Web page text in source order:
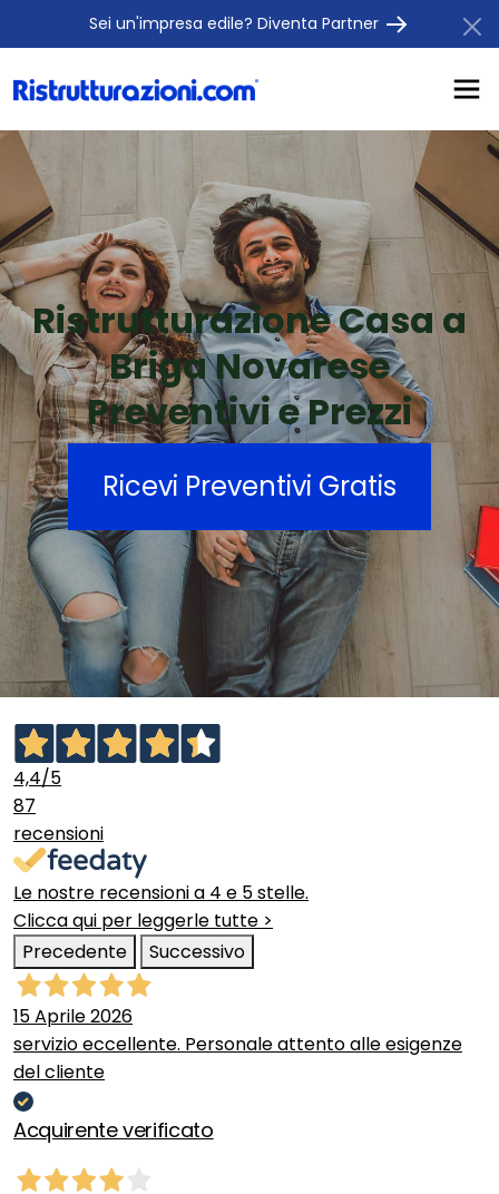
Sei un'impresa edile? Diventa Partner
Ristrutturazione Casa a
Briga Novarese
Preventivi e Prezzi
Ricevi Preventivi Gratis
4,4/5
87
recensioni
Le nostre recensioni a 4 e 5 stelle.
Clicca qui per leggerle tutte >
Precedente
Successivo
15 Aprile 2026
servizio eccellente. Personale attento alle esigenze
del cliente
Acquirente verificato